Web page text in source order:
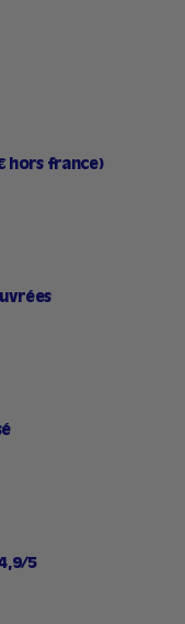
hors france)
5